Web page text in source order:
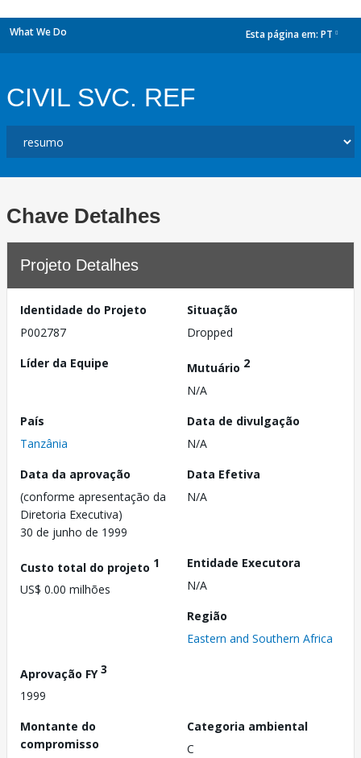
What We Do Esta página em: PT
CIVIL SVC. REF
Chave Detalhes
Projeto Detalhes
Identidade do Projeto
P002787
Situação
Dropped
Líder da Equipe
Mutuário 2
N/A
País
Tanzânia
Data de divulgação
N/A
Data da aprovação
(conforme apresentação da
Diretoria Executiva)
30 de junho de 1999
Data Efetiva
N/A
Custo total do projeto 1
US$ 0.00 milhões
Entidade Executora
N/A
Região
Eastern and Southern Africa
Aprovação FY3
1999
Montante do
compromisso
Categoria ambiental
C